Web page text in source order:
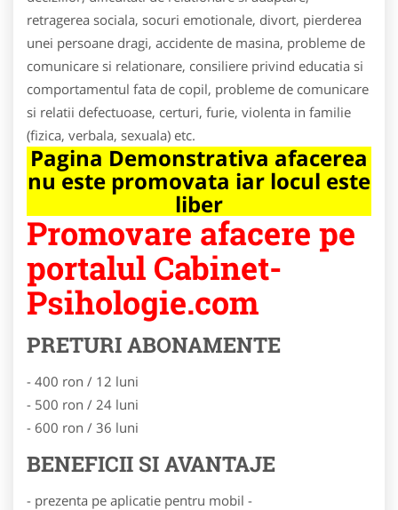
retragerea sociala, socuri emotionale, divort, pierderea
unei persoane dragi, accidente de masina, probleme de
comunicare si relationare, consiliere privind educatia si
comportamentul fata de copil, probleme de comunicare
si relatii defectuoase, certuri, furie, violenta in familie
(fizica, verbala, sexuala) etc.
Pagina Demonstrativa afacerea
nu este promovata iar locul este
liber
Promovare afacere pe
portalul Cabinet-
Psihologie.com
PRETURI ABONAMENTE
- 400 ron / 12 luni
- 500 ron / 24 luni
- 600 ron / 36 luni
BENEFICII SI AVANTAJE
- prezenta pe aplicatie pentru mobil -